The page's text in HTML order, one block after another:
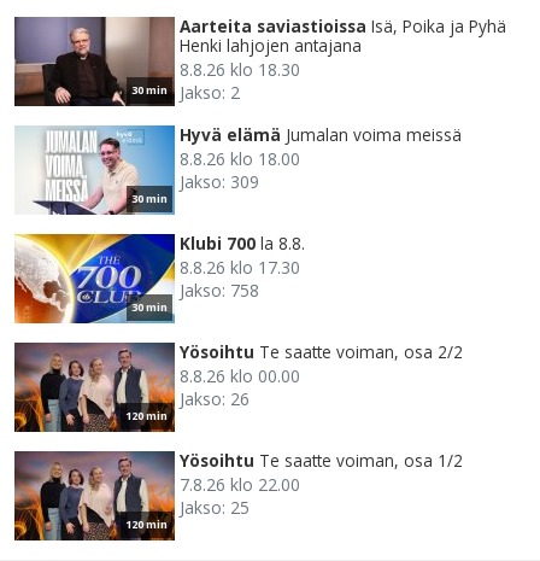
30 min
Aarteita saviastioissa Isä, Poika ja Pyhä
Henki lahjojen antajana
8.8.26 klo 18.30
Jakso: 2
30 min
Hyvä elämä Jumalan voima meissä
8.8.26 klo 18.00
Jakso: 309
30 min
Klubi 700 la 8.8.
8.8.26 klo 17.30
Jakso: 758
120 min
Yösoihtu Te saatte voiman, osa 2/2
8.8.26 klo 00.00
Jakso: 26
120 min
Yösoihtu Te saatte voiman, osa 1/2
7.8.26 klo 22.00
Jakso: 25